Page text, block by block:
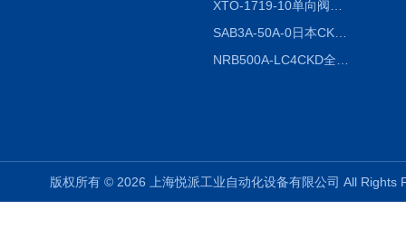
SAB3A-50A-0日本CKD全国授权代理
版权所有 © 2026 上海悦派工业自动化设备有限公司 All